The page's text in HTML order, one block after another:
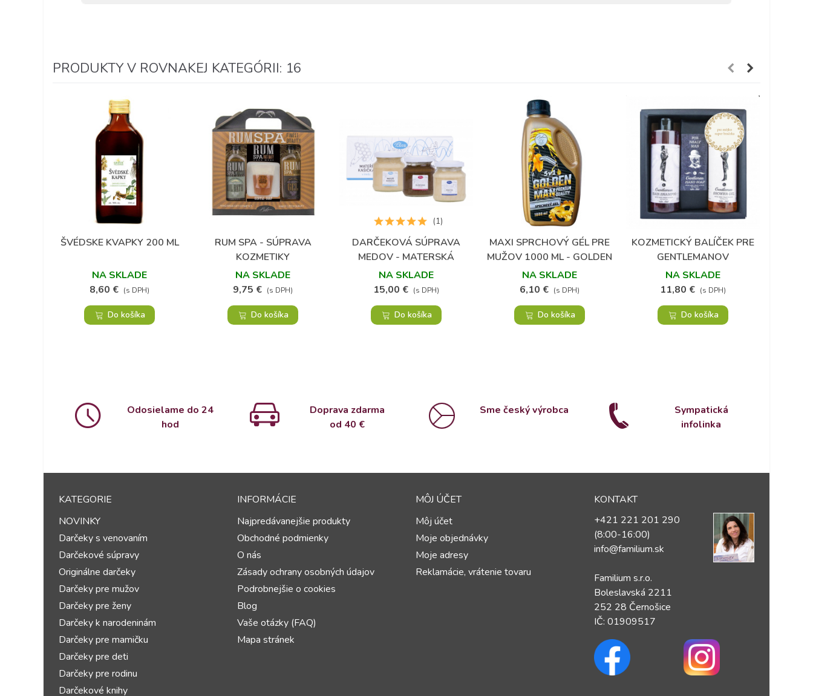
PRODUKTY V ROVNAKEJ KATEGÓRII: 16
Obľúbené
ŠVÉDSKE KVAPKY 200 ML
NA SKLADE
8,60 € (s DPH)
Do košíka
Obľúbené
RUM SPA - SÚPRAVA
KOZMETIKY
NA SKLADE
9,75 € (s DPH)
Do košíka
Obľúbené
DARČEKOVÁ SÚPRAVA
MEDOV - MATERSKÁ
KAŠIČKA, GUARANA A
POHYB V MEDE
NA SKLADE
15,00 € (s DPH)
(1)
Do košíka
Obľúbené
MAXI SPRCHOVÝ GÉL PRE
MUŽOV 1000 ML - GOLDEN
MAN
NA SKLADE
6,10 € (s DPH)
Do košíka
Obľúbené
KOZMETICKÝ BALÍČEK PRE
GENTLEMANOV
NA SKLADE
11,80 € (s DPH)
Do košíka
Odosielame do 24
hod
Doprava zdarma
od 40 €
Sme český výrobca
Sympatická
infolinka
KATEGORIE
NOVINKY
Darčeky s venovaním
Darčekové súpravy
Originálne darčeky
Darčeky pre mužov
Darčeky pre ženy
Darčeky k narodeninám
Darčeky pre mamičku
Darčeky pre deti
Darčeky pre rodinu
Darčekové knihy
INFORMÁCIE
Najpredávanejšie produkty
Obchodné podmienky
O nás
Zásady ochrany osobných údajov
Podrobnejšie o cookies
Blog
Vaše otázky (FAQ)
Mapa stránek
MÔJ ÚČET
Môj účet
Moje objednávky
Moje adresy
Reklamácie, vrátenie tovaru
KONTAKT
+421 221 201 290
(8:00-16:00)
info@familium.sk
Familium s.r.o.
Boleslavská 2211
252 28 Černošice
IČ: 01909517